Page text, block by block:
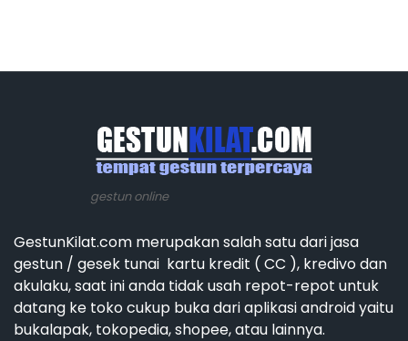
gestun online
GestunKilat.com merupakan salah satu dari jasa
gestun / gesek tunai kartu kredit ( CC ), kredivo dan
akulaku, saat ini anda tidak usah repot-repot untuk
datang ke toko cukup buka dari aplikasi android yaitu
bukalapak, tokopedia, shopee, atau lainnya.